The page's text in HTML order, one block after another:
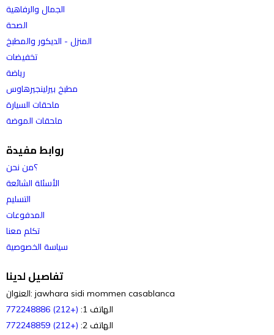
الجمال والرفاهية
الصحة
المنزل - الديكور والمطبخ
تخفيضات
رياضة
مطبخ بيرلينجيرهاوس
ملحقات السيارة
ملحقات الموضة
روابط مفيدة
؟من نحن
الأسئلة الشائعة
التسليم
المدفوعات
تكلم معنا
سياسة الخصوصية
تفاصيل لدينا
العنوان: jawhara sidi mommen casablanca
الهاتف 1:
(+212) 772248886
الهاتف 2:
(+212) 772248859